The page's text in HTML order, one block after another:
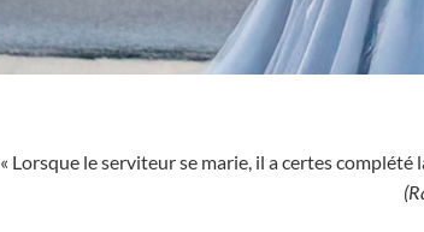
« Lorsque le serviteur se marie, il a certes